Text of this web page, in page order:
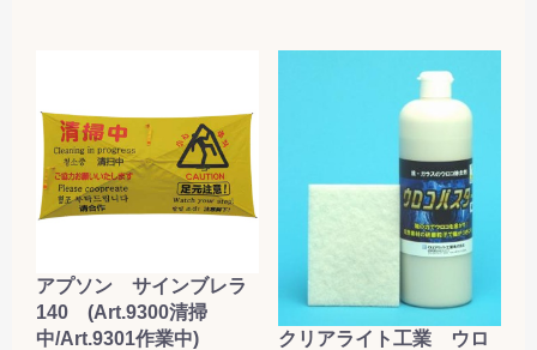
アプソン サインブレラ
140 (Art.9300清掃
中/Art.9301作業中)
クリアライト工業 ウロ